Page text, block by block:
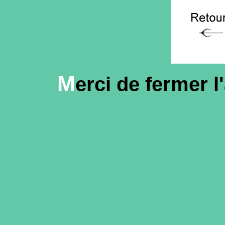
Merci de fermer